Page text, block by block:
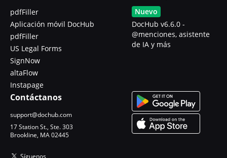
pdfFiller
Aplicación móvil DocHub
pdfFiller
US Legal Forms
SignNow
altaFlow
Instapage
Nuevo
DocHub v6.6.0 -
@menciones, asistente
de IA y más
Contáctanos
support@dochub.com
17 Station St., Ste. 303
Brookline, MA 02445
Síguenos